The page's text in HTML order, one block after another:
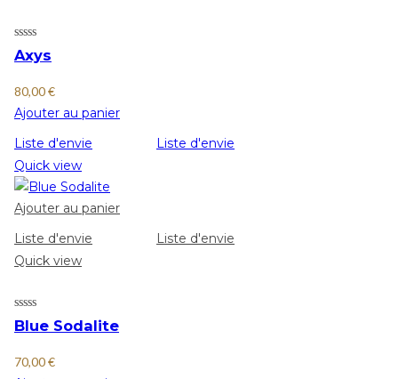
Axys
80,00€
Ajouter au panier
Liste d'envie
Liste d'envie
Quick view
Ajouter au panier
Liste d'envie
Liste d'envie
Quick view
Blue Sodalite
70,00€